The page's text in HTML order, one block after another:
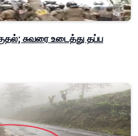
சுவரை உடைத்து தப்ப